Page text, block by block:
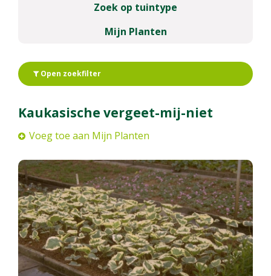
Zoek op tuintype
Mijn Planten
Open zoekfilter
Kaukasische vergeet-mij-niet
Voeg toe aan Mijn Planten